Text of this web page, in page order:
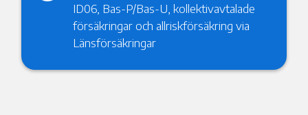
ID06, Bas-P/Bas-U, kollektivavtalade
försäkringar och allriskförsäkring via
Länsförsäkringar